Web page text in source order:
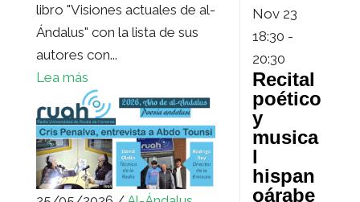
libro "Visiones actuales de al-
Ándalus" con la lista de sus
autores con...
Lea más
Nov 23
18:30 -
20:30
Recital
poético
y
musica
l
hispan
oárabe